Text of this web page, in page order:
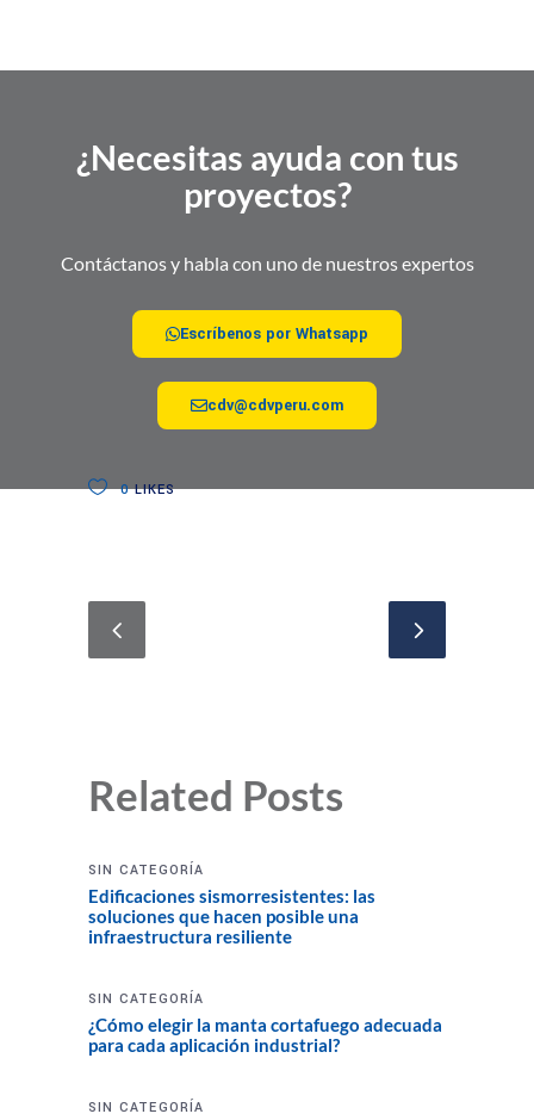
¿Necesitas ayuda con tus
proyectos?
Contáctanos y habla con uno de nuestros expertos
Escríbenos por Whatsapp
cdv@cdvperu.com
0LIKES
Related Posts
SIN CATEGORÍA
Edificaciones sismorresistentes: las
soluciones que hacen posible una
infraestructura resiliente
SIN CATEGORÍA
¿Cómo elegir la manta cortafuego adecuada
para cada aplicación industrial?
SIN CATEGORÍA